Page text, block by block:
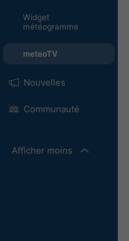
Widget
météogramme
meteoTV
Nouvelles
Communauté
Afficher moins